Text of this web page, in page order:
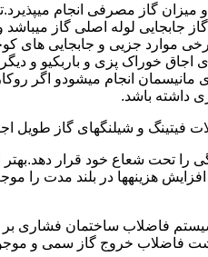
گاز مصرفی انجام
جابجایی لوله اصلی گاز
موارد جزیی و جابجایی های
اجاق خوراک پزی و باربکیو و
انجام میشودو اگر
داشته باشد.
فیتینگ و شیلنگهای گاز
تحت شعاع خود قرار
افزایش هزینهها در بلند مدت
فاضلاب ساختمان فشاری بر
فاضلاب خروج گاز سمی و